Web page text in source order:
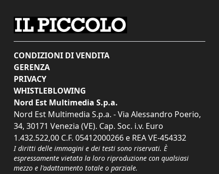
CONDIZIONI DI VENDITA
GERENZA
PRIVACY
WHISTLEBLOWING
Nord Est Multimedia S.p.a.
Nord Est Multimedia S.p.a. - Via Alessandro Poerio,
34, 30171 Venezia (VE). Cap. Soc. i.v. Euro
1.432.522,00 C.F. 05412000266 e REA VE-454332
I diritti delle immagini e dei testi sono riservati. È
espressamente vietata la loro riproduzione con qualsiasi
mezzo e l'adattamento totale o parziale.